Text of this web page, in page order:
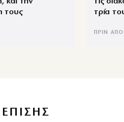
τους
τρία
ΠΡΙΝ